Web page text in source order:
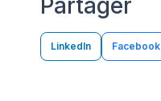
Partager
LinkedIn Facebook